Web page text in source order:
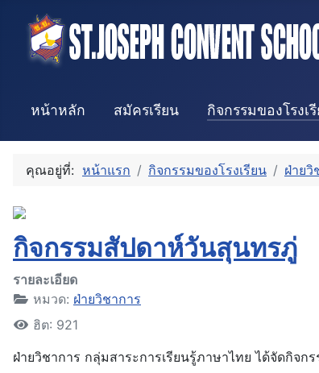
หน้าหลัก สมัครเรียน กิจกรรมของโรงเ
คุณอยู่ที่: หน้าแรก กิจกรรมของโรงเรียน ฝ่ายวิ
กิจกรรมสัปดาห์วันสุนทรภู่
รายละเอียด
หมวด: ฝ่ายวิชาการ
ฮิต: 921
ฝ่ายวิชาการ กลุ่มสาระการเรียนรู้ภาษาไทย ได้จัดกิ